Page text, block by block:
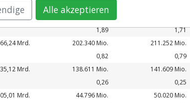
170,01 Mrd. 89.327 Mio.
1,89 1,71
Mrd. 202.340 Mio. 211.252 Mio.
0,82 0,79
35,12 Mrd. 138.611 Mio. 141.609 Mio.
0,26 0,25
Mrd. 44.796 Mio. 50.020 Mio.
Alle akzeptieren